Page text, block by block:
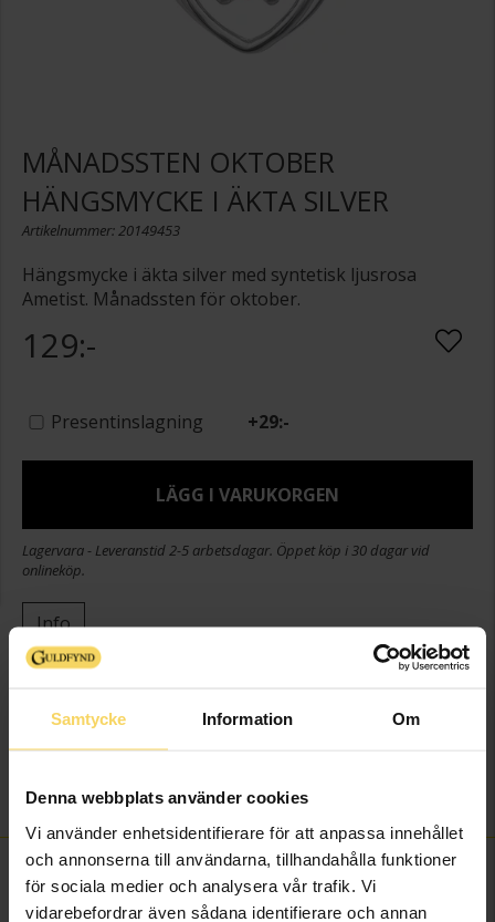
Samtycke Information Om
Denna webbplats använder cookies
Vi använder enhetsidentifierare för att anpassa innehållet
och annonserna till användarna, tillhandahålla funktioner
för sociala medier och analysera vår trafik. Vi
vidarebefordrar även sådana identifierare och annan
MÅNADSSTEN OKTOBER
HÄNGSMYCKE I ÄKTA SILVER
Artikelnummer: 20149453
Hängsmycke i äkta silver med syntetisk ljusrosa
Ametist. Månadssten för oktober.
129:-
Presentinslagning +29:-
LÄGG I VARUKORGEN
Lagervara - Leveranstid 2-5 arbetsdagar. Öppet köp i 30 dagar vid
onlineköp.
Info
Bredd ca (mm)
Höjd ca (mm)
13,5
Sten/Pärla
Syntetisk sten
FINNS OCKSÅ SOM